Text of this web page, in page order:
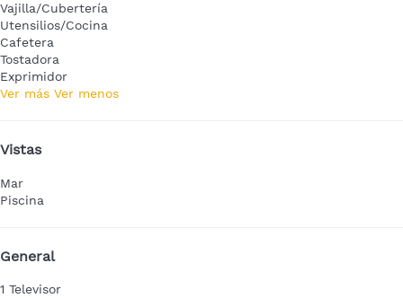
Vajilla/Cubertería
Utensilios/Cocina
Cafetera
Tostadora
Exprimidor
Ver más Ver menos
Vistas
Mar
Piscina
General
1 Televisor